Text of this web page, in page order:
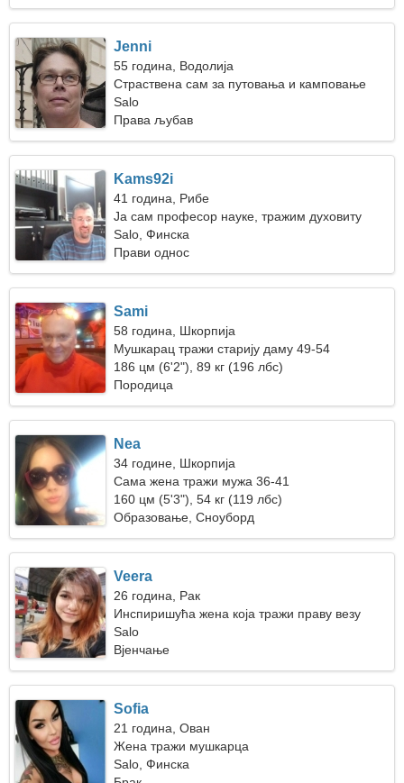
Jenni
55 година, Водолија
Страствена сам за путовања и камповање
Salo
Права љубав
Kams92i
41 година, Рибе
Ја сам професор науке, тражим духовиту
жену
Salo, Финска
Прави однос
Sami
58 година, Шкорпија
Мушкарац тражи старију даму 49-54
186 цм (6'2"), 89 кг (196 лбс)
Породица
Nea
34 године, Шкорпија
Сама жена тражи мужа 36-41
160 цм (5'3"), 54 кг (119 лбс)
Образовање, Сноуборд
Veera
26 година, Рак
Инспиришућа жена која тражи праву везу
Salo
Вјенчање
Sofia
21 година, Ован
Жена тражи мушкарца
Salo, Финска